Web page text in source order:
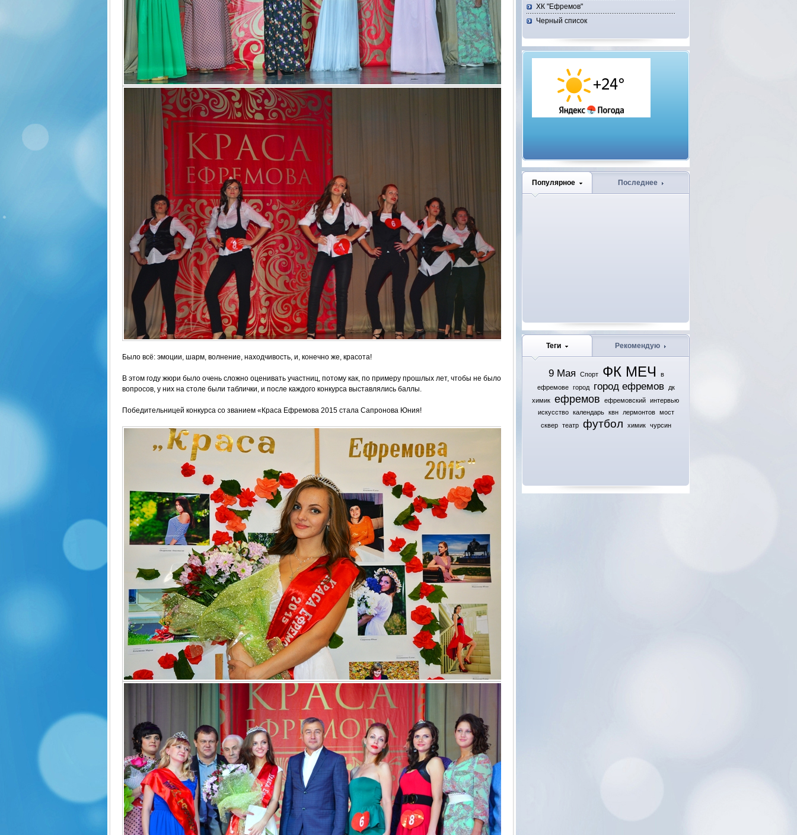
Было всё: эмоции, шарм, волнение, находчивость, и, конечно же, красота!
В этом году жюри было очень сложно оценивать участниц, потому как, по примеру прошлых лет, чтобы не было
вопросов, у них на столе были таблички, и после каждого конкурса выставлялись баллы.
Победительницей конкурса со званием «Краса Ефремова 2015 стала Сапронова Юния!
ХК "Ефремов"
Черный список
Популярное Последнее
Теги Рекомендую
9 Мая Спорт ФК МЕЧ
в
ефремове
город город ефремов
дк
химик
ефремов ефремовский
интервью
искусство
календарь квн лермонтов
мост
сквер
театр футбол химик чурсин